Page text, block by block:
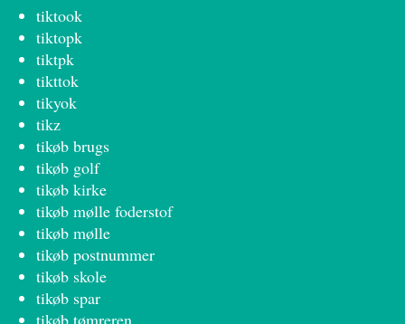
tiktook
tiktopk
tiktpk
tikttok
tikyok
tikz
tikøb brugs
tikøb golf
tikøb kirke
tikøb mølle foderstof
tikøb mølle
tikøb postnummer
tikøb skole
tikøb spar